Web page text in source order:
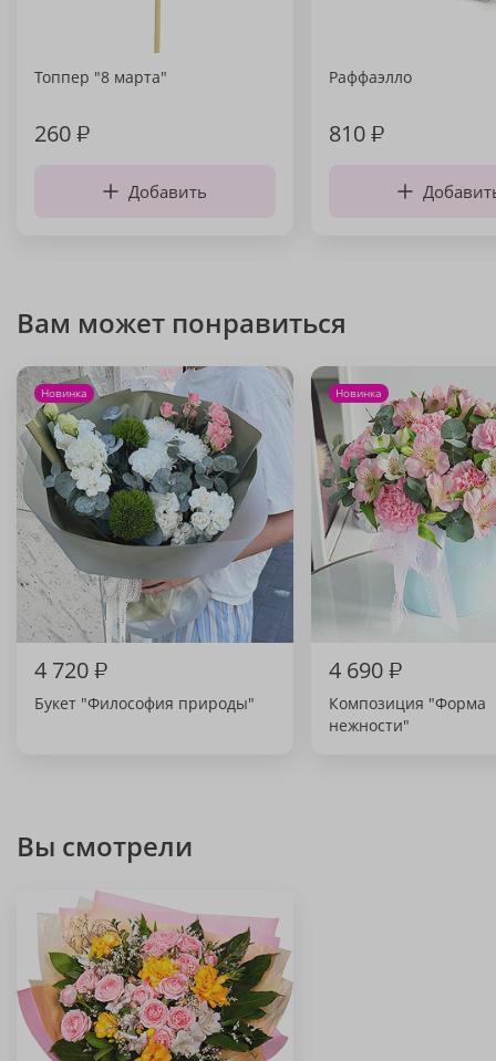
Топпер "8 марта"
260₽
Добавить
Раффаэлло
810₽
Вам может понравиться
Новинка
4 720₽
Букет "Философия природы"
Новинка
4 690₽
Композиция "Форма
нежности"
Вы смотрели